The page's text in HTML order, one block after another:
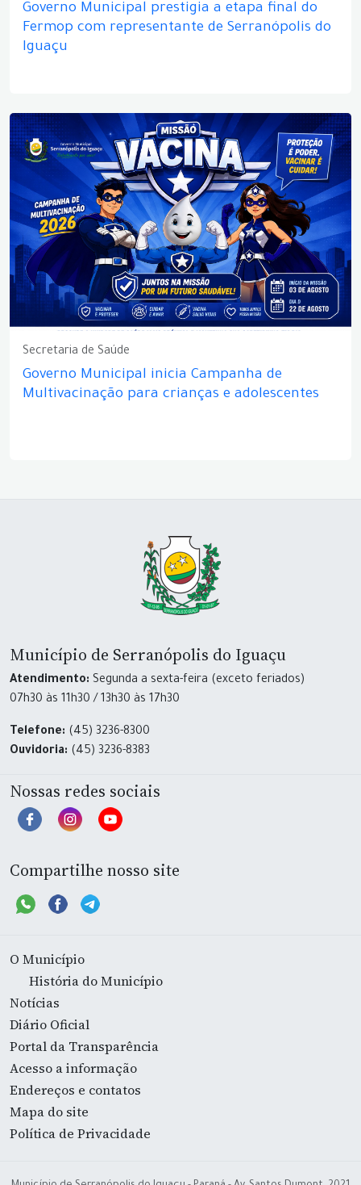
Governo Municipal prestigia a etapa final do
Fermop com representante de Serranópolis do
Iguaçu
Secretaria de Saúde
Governo Municipal inicia Campanha de
Multivacinação para crianças e adolescentes
Município de Serranópolis do Iguaçu
Atendimento: Segunda a sexta-feira (exceto feriados)
07h30 às 11h30 / 13h30 às 17h30
Telefone: (45) 3236-8300
Ouvidoria: (45) 3236-8383
Nossas redes sociais
Compartilhe nosso site
O Município
História do Município
Notícias
Diário Oficial
Portal da Transparência
Acesso a informação
Endereços e contatos
Mapa do site
Política de Privacidade